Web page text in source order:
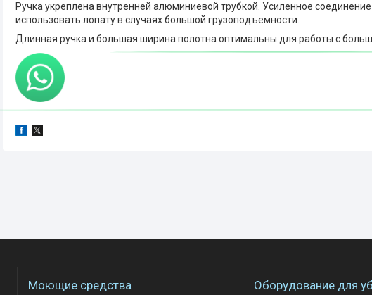
Ручка укреплена внутренней алюминиевой трубкой. Усиленное
использовать лопату в случаях большой грузоподъемности.
Длинная ручка и большая ширина полотна оптимальны для работы с
Моющие средства Оборудование для